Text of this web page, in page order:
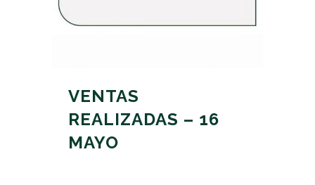
VENTAS
REALIZADAS – 16
MAYO